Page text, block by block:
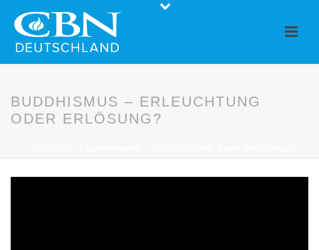
BUDDHISMUS – ERLEUCHTUNG
ODER ERLÖSUNG?